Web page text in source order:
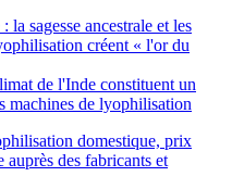
sagesse ancestrale et les
créent « l'or du
de l'Inde constituent un
machines de lyophilisation
domestique, prix
auprès des fabricants et